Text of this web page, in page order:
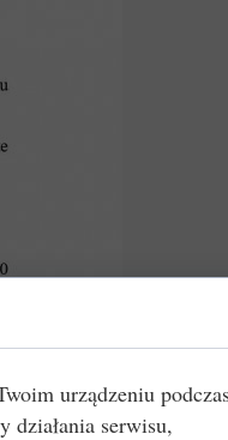
urządzeniu
działania serwisu,